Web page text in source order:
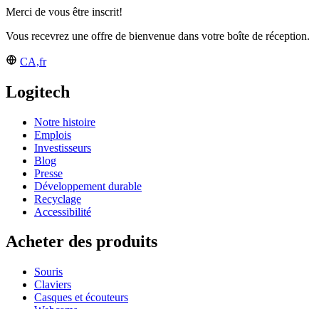
Merci de vous être inscrit!
Vous recevrez une offre de bienvenue dans votre boîte de réception.
CA,fr
Logitech
Notre histoire
Emplois
Investisseurs
Blog
Presse
Développement durable
Recyclage
Accessibilité
Acheter des produits
Souris
Claviers
Casques et écouteurs